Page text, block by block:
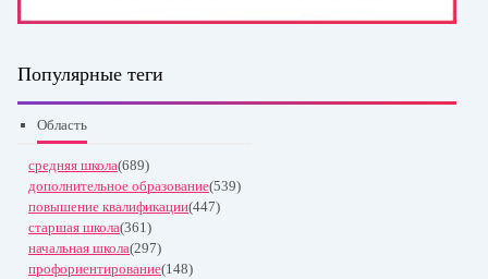
Популярные теги
Область
средняя школа(689)
дополнительное образование(539)
повышение квалификации(447)
старшая школа(361)
начальная школа(297)
профориентирование(148)